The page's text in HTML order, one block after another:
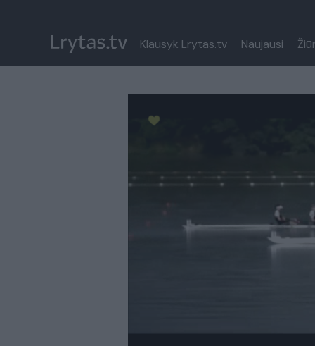
Klausyk Lrytas.tv Naujausi